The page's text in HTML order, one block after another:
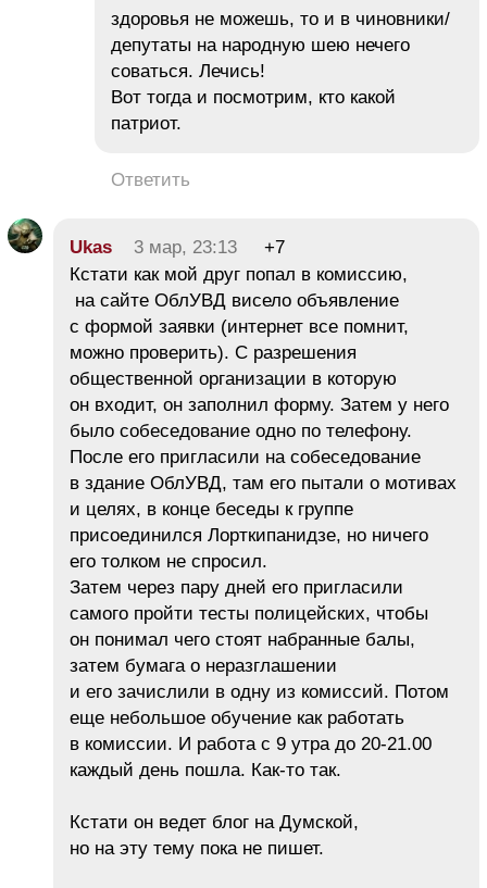
здоровья не можешь, то и в чиновники/
депутаты на народную шею нечего
соваться. Лечись!
Вот тогда и посмотрим, кто какой
патриот.
Ответить
Ukas 3 мар, 23:13
+7
Кстати как мой друг попал в комиссию,
на сайте ОблУВД висело объявление
с формой заявки (интернет все помнит,
можно проверить). С разрешения
общественной организации в которую
он входит, он заполнил форму. Затем у него
было собеседование одно по телефону.
После его пригласили на собеседование
в здание ОблУВД, там его пытали о мотивах
и целях, в конце беседы к группе
присоединился Лорткипанидзе, но ничего
его толком не спросил.
Затем через пару дней его пригласили
самого пройти тесты полицейских, чтобы
он понимал чего стоят набранные балы,
затем бумага о неразглашении
и его зачислили в одну из комиссий. Потом
еще небольшое обучение как работать
в комиссии. И работа с 9 утра до 20-21.00
каждый день пошла. Как-то так.
Кстати он ведет блог на Думской,
но на эту тему пока не пишет.